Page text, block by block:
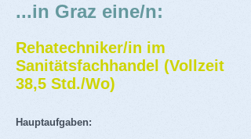
...in Graz eine/n:
Rehatechniker/in im
Sanitätsfachhandel (Vollzeit
38,5 Std./Wo)
Hauptaufgaben: